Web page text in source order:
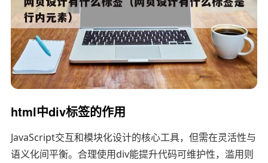
html中div标签的作用
JavaScript交互和模块化设计的核心工具，但需在灵活性与
语义化间平衡。合理使用div能提升代码可维护性，滥用则